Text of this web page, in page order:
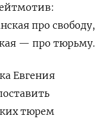
про свободу,
— про тюрьму.
Евгения
тюрем